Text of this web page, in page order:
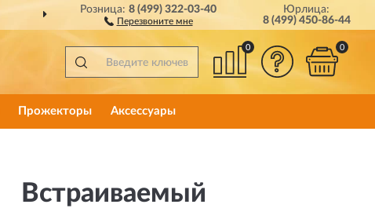
ДОСТАВИМ ПО ВСЕЙ РОССИИ
Розница:8 (499) 322-03-40
Перезвоните мне
Юрлица:
8 (499) 450-86-44
0 0
Прожекторы Аксессуары
Встраиваемый